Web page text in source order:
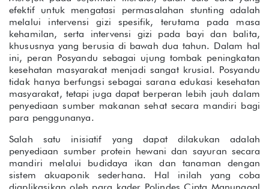
efektif untuk mengatasi permasalahan stunting adalah
melalui intervensi gizi spesifik, terutama pada masa
kehamilan, serta intervensi gizi pada bayi dan balita,
khususnya yang berusia di bawah dua tahun. Dalam hal
ini, peran Posyandu sebagai ujung tombak peningkatan
kesehatan masyarakat menjadi sangat krusial. Posyandu
tidak hanya berfungsi sebagai sarana edukasi kesehatan
masyarakat, tetapi juga dapat berperan lebih jauh dalam
penyediaan sumber makanan sehat secara mandiri bagi
para penggunanya.
Salah satu inisiatif yang dapat dilakukan adalah
penyediaan sumber protein hewani dan sayuran secara
mandiri melalui budidaya ikan dan tanaman dengan
sistem akuaponik sederhana. Hal inilah yang coba